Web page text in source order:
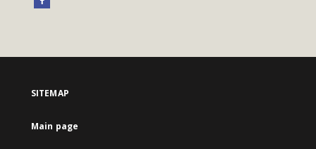
SITEMAP
Main page